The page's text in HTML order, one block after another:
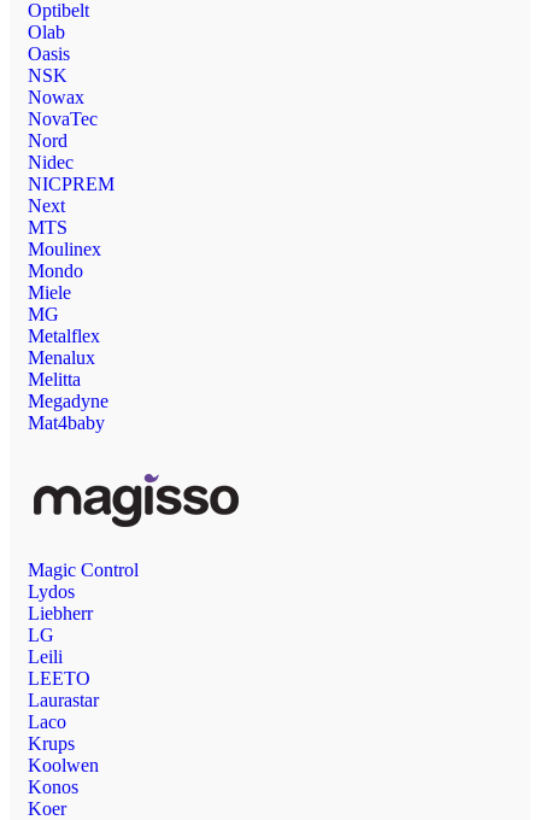
Optibelt
Olab
Oasis
NSK
Nowax
NovaTec
Nord
Nidec
NICPREM
Next
MTS
Moulinex
Mondo
Miele
MG
Metalflex
Menalux
Melitta
Megadyne
Mat4baby
Magic Control
Lydos
Liebherr
LG
Leili
LEETO
Laurastar
Laco
Krups
Koolwen
Konos
Koer